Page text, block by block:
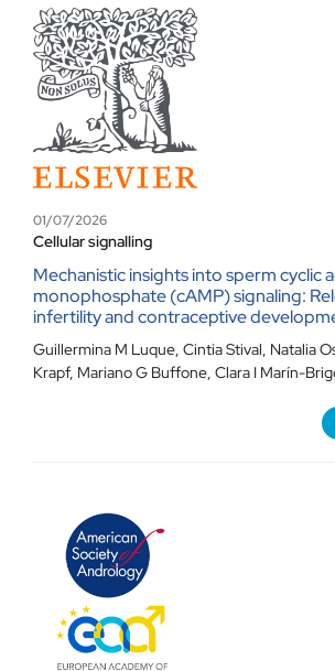
Contacto
01/07/2026
Cellular signalling
Mechanistic insights into sperm cyclic
monophosphate (cAMP) signaling:
infertility and contraceptive
Guillermina M Luque, Cintia Stival, Natalia
Krapf, Mariano G Buffone, Clara I Marín-